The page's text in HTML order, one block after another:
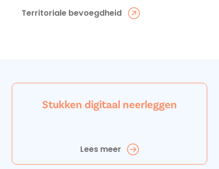
Territoriale bevoegdheid
Stukken digitaal neerleggen
Lees meer